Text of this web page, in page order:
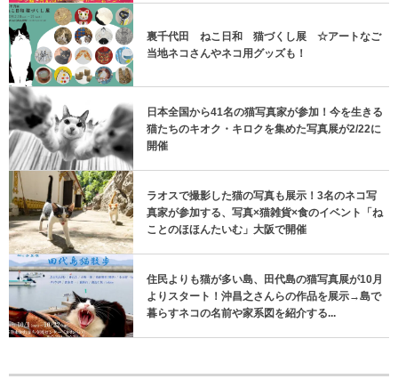
裏千代田 ねこ日和 猫づくし展 ☆アートなご
当地ネコさんやネコ用グッズも！
日本全国から41名の猫写真家が参加！今を生きる
猫たちのキオク・キロクを集めた写真展が2/22に
開催
ラオスで撮影した猫の写真も展示！3名のネコ写
真家が参加する、写真×猫雑貨×食のイベント「ね
ことのほほんたいむ」大阪で開催
住民よりも猫が多い島、田代島の猫写真展が10月
よりスタート！沖昌之さんらの作品を展示→島で
暮らすネコの名前や家系図を紹介する...